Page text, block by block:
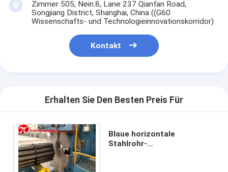
Zimmer 505, Nein.8, Lane 237 Qianfan Road,
Songjiang District, Shanghai, China ((G60
Wissenschafts- und Technologieinnovationskorridor)
Kontakt
Erhalten Sie Den Besten Preis Für
Blaue horizontale
Stahlrohr-